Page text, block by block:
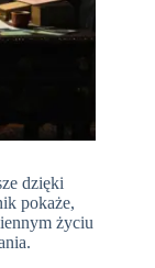
dzięki
pokaże,
życiu